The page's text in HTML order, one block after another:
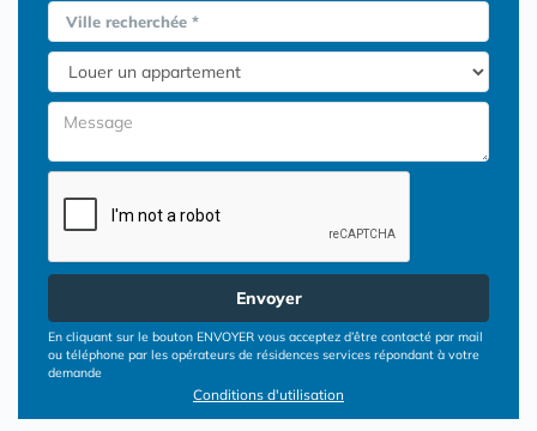
Ville recherchée *
Envoyer
En cliquant sur le bouton ENVOYER vous acceptez d’être contacté par mail
ou téléphone par les opérateurs de résidences services répondant à votre
demande
Conditions d'utilisation